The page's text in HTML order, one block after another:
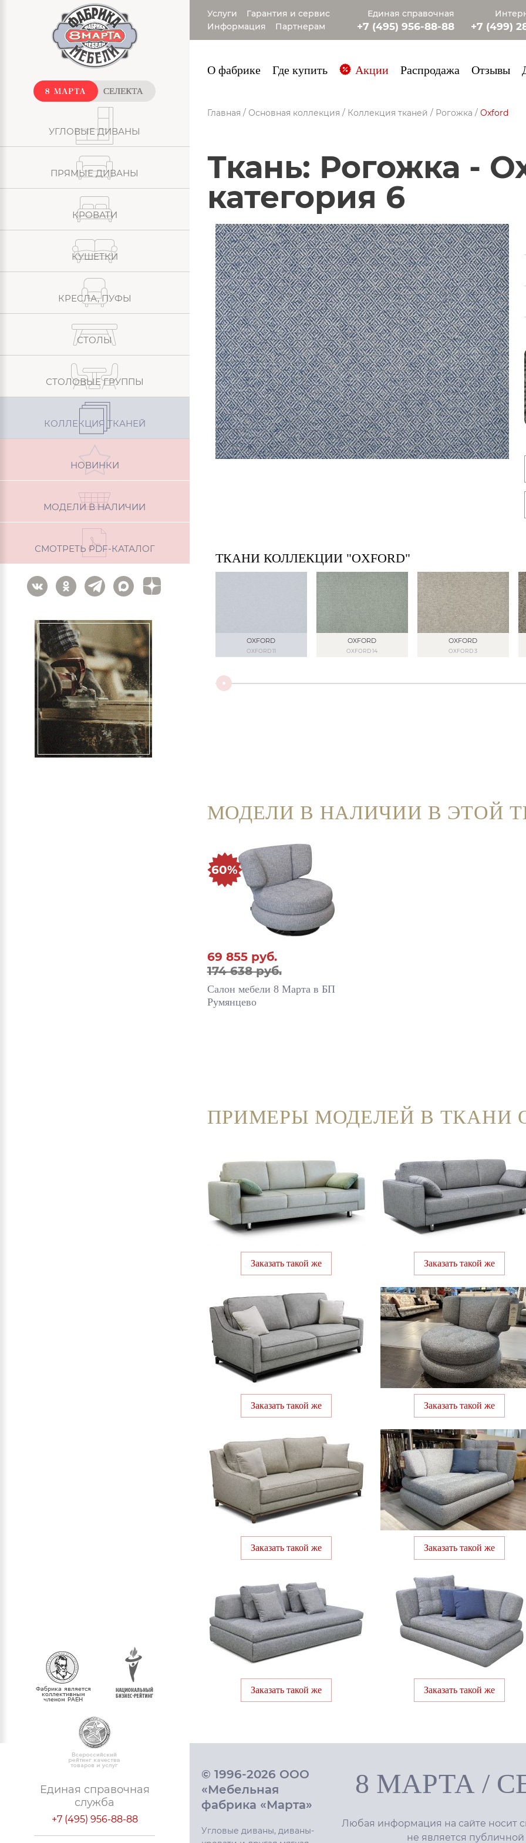
УГЛОВЫЕ ДИВАНЫ
ПРЯМЫЕ ДИВАНЫ
КРОВАТИ
КУШЕТКИ
КРЕСЛА, ПУФЫ
СТОЛЫ
СТОЛОВЫЕ ГРУППЫ
КОЛЛЕКЦИЯ ТКАНЕЙ
НОВИНКИ
МОДЕЛИ В НАЛИЧИИ
СМОТРЕТЬ PDF-КАТАЛОГ
Услуги
Гарантия и сервис
Информация
Партнерам
Единая справочная
+7 (495) 956-88-88
+7 (499)
+7 (985)
О фабрике Где купить Акции Распродажа Отзывы
Главная / Основная коллекция / Коллекция тканей / Рогожка / Oxford
Ткань: Рогожка - Oxford
категория 6
ТКАНИ КОЛЛЕКЦИИ "OXFORD"
OXFORD
OXFORD 11
OXFORD
OXFORD 14
OXFORD
OXFORD 3
МОДЕЛИ В НАЛИЧИИ В ЭТОЙ
69 855 руб.
174 638 руб.
60%
Салон мебели 8 Марта в БП
Румянцево
ПРИМЕРЫ МОДЕЛЕЙ В ТКАНИ
Заказать такой же Заказать такой же
Заказать такой же Заказать такой же
Заказать такой же Заказать такой же
Заказать такой же Заказать такой же
Единая справочная
служба
+7 (495) 956-88-88
© 1996-2026 ООО
«Мебельная
фабрика «Марта»
Угловые диваны, диваны-
8 МАРТА/
Любая информация на сайте носит
не является